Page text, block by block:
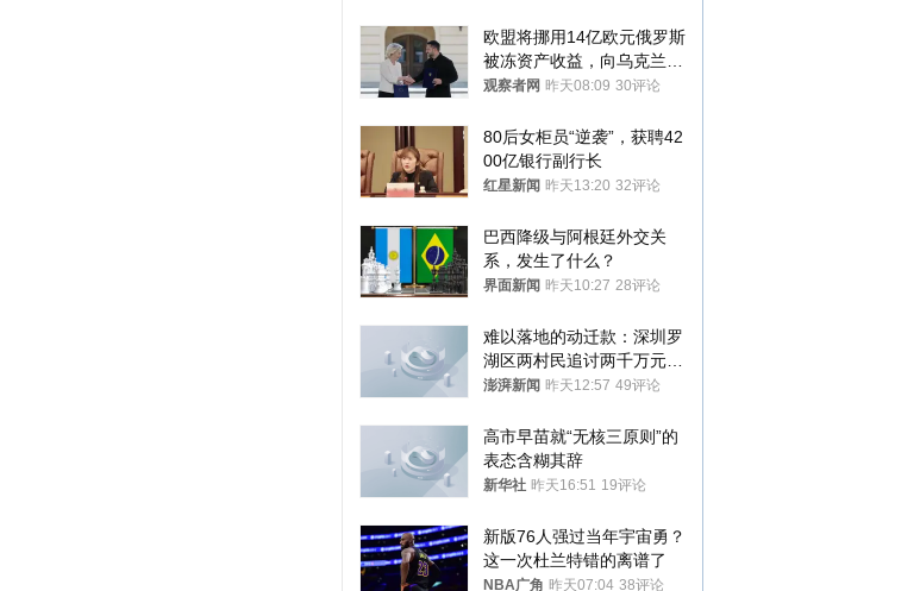
欧盟将挪用14亿欧元俄罗斯
被冻资产收益，向乌克兰提
供援助
观察者网 昨天08:09 30评论
80后女柜员“逆袭”，获聘42
00亿银行副行长
红星新闻 昨天13:20 32评论
巴西降级与阿根廷外交关
系，发生了什么？
界面新闻 昨天10:27 28评论
难以落地的动迁款：深圳罗
湖区两村民追讨两千万元动
迁款八年未果
澎湃新闻 昨天12:57 49评论
高市早苗就“无核三原则”的
表态含糊其辞
新华社 昨天16:51 19评论
新版76人强过当年宇宙勇？
这一次杜兰特错的离谱了
NBA广角 昨天07:04 38评论